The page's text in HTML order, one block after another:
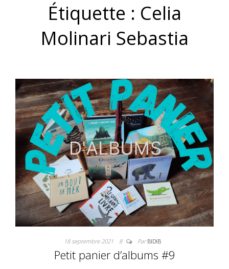
Étiquette : Celia
Molinari Sebastia
18 septembre 2021 8 ParBIDIB
Petit panier d’albums #9